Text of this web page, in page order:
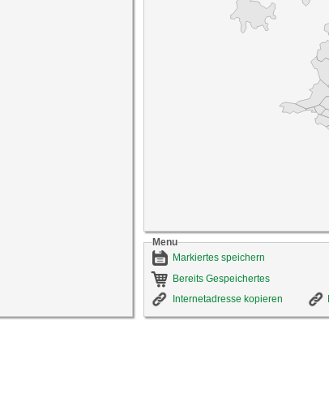
Menu
Markiertes speichern
Bereits Gespeichertes
Internetadresse kopieren